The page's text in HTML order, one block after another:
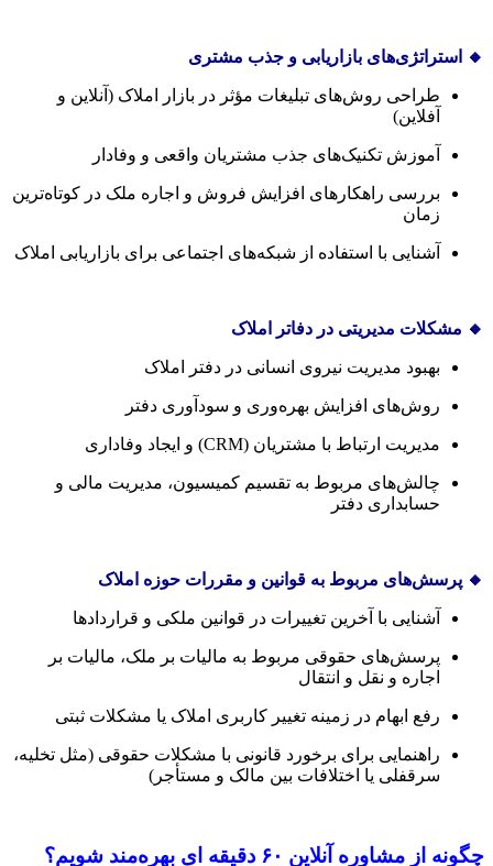
🔸 استراتژی‌های بازاریابی و جذب مشتری
طراحی روش‌های تبلیغات مؤثر در بازار املاک (آنلاین و
آفلاین)
آموزش تکنیک‌های جذب مشتریان واقعی و وفادار
بررسی راهکارهای افزایش فروش و اجاره ملک در کوتاه‌ترین
زمان
آشنایی با استفاده از شبکه‌های اجتماعی برای بازاریابی املاک
🔸 مشکلات مدیریتی در دفاتر املاک
بهبود مدیریت نیروی انسانی در دفتر املاک
روش‌های افزایش بهره‌وری و سودآوری دفتر
مدیریت ارتباط با مشتریان (CRM) و ایجاد وفاداری
چالش‌های مربوط به تقسیم کمیسیون، مدیریت مالی و
حسابداری دفتر
🔸 پرسش‌های مربوط به قوانین و مقررات حوزه املاک
آشنایی با آخرین تغییرات در قوانین ملکی و قراردادها
پرسش‌های حقوقی مربوط به مالیات بر ملک، مالیات بر
اجاره و نقل و انتقال
رفع ابهام در زمینه تغییر کاربری املاک یا مشکلات ثبتی
راهنمایی برای برخورد قانونی با مشکلات حقوقی (مثل تخلیه،
سرقفلی یا اختلافات بین مالک و مستأجر)
چگونه از مشاوره آنلاین ۶۰ دقیقه ای بهره‌مند شویم؟